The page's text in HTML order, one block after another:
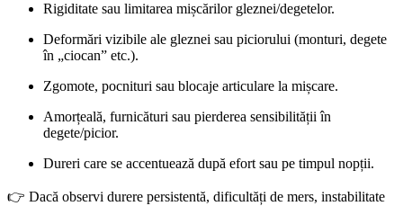
Rigiditate sau limitarea mișcărilor gleznei/degetelor.
Deformări vizibile ale gleznei sau piciorului (monturi, degete
în „ciocan” etc.).
Zgomote, pocnituri sau blocaje articulare la mișcare.
Amorțeală, furnicături sau pierderea sensibilității în
degete/picior.
Dureri care se accentuează după efort sau pe timpul nopții.
👉 Dacă observi durere persistentă, dificultăți de mers, instabilitate